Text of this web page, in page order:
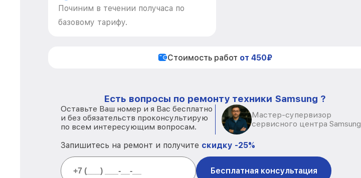
Починим в течении получаса по
базовому тарифу.
Стоимость работ от 450₽
Есть вопросы по ремонту техники Samsung ?
Оставьте Ваш номер и я Вас бесплатно
и без обязательств проконсультирую
по всем интересующим вопросам.
Мастер-супервизор
сервисного центра Samsung
Запишитесь на ремонт и получите скидку -25%
Бесплатная консультация